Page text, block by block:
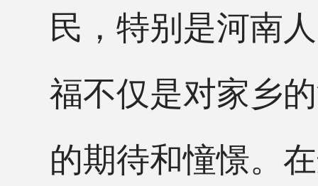
民，特别是河南
福不仅是对家乡
的期待和憧憬。